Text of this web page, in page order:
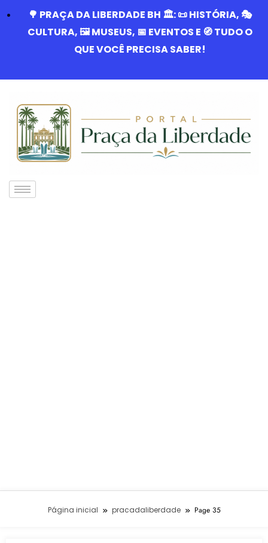
🌳 PRAÇA DA LIBERDADE BH 🏛️: 📜 HISTÓRIA, 🎭
CULTURA, 🖼️ MUSEUS, 📅 EVENTOS E 🧭 TUDO O
QUE VOCÊ PRECISA SABER!
Página inicial pracadaliberdade Page 35